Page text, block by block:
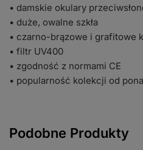
• damskie okulary
• duże, owalne szkła
• czarno-brązowe i grafitowe
• filtr UV400
• zgodność z normami CE
• popularność kolekcji od
Podobne Produkty